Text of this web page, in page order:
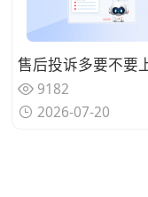
9182
2026-07-20